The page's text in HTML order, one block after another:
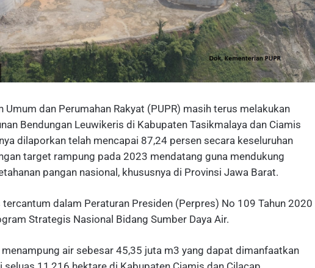
Umum dan Perumahan Rakyat (PUPR) masih terus melakukan
Bendungan Leuwikeris di Kabupaten Tasikmalaya dan Ciamis
dilaporkan telah mencapai 87,24 persen secara keseluruhan
target rampung pada 2023 mendatang guna mendukung
pangan nasional, khususnya di Provinsi Jawa Barat.
dalam Peraturan Presiden (Perpres) No 109 Tahun 2020
Strategis Nasional Bidang Sumber Daya Air.
air sebesar 45,35 juta m3 yang dapat dimanfaatkan